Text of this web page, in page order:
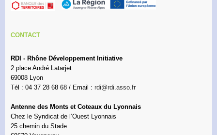
CONTACT
RDI - Rhône Développement Initiative
2 place André Latarjet
69008 Lyon
Tél : 04 37 28 68 68 / Email : rdi@rdi.asso.fr
Antenne des Monts et Coteaux du Lyonnais
Chez le Syndicat de l’Ouest Lyonnais
25 chemin du Stade